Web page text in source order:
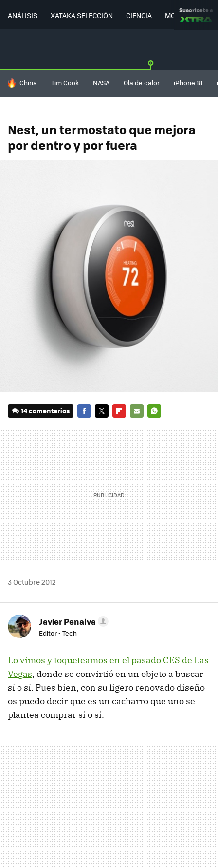
ANÁLISIS XATAKA SELECCIÓN CIENCIA MOVILIDAD
Suscríbete a
HOY SE HABLA DE
China Tim Cook NASA Ola de calor iPhone 18
Nest, un termostato que mejora
por dentro y por fuera
14 comentarios
MAIL
3 Octubre 2012
Javier Penalva
Editor - Tech
Lo vimos y toqueteamos en el pasado CES de Las
Vegas, donde se convirtió en un objeto a buscar
sí o sí. Pues bien, con su ligero renovado diseño
os puedo decir que es un cacharro que uno se
plantea comprar sí o sí.